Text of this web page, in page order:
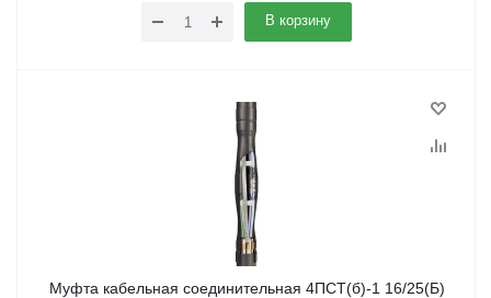
В корзину
Муфта кабельная соединительная 4ПСТ(б)-1 16/25(Б)